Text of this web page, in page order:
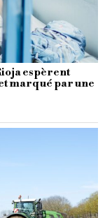
espèrent
marqué par une